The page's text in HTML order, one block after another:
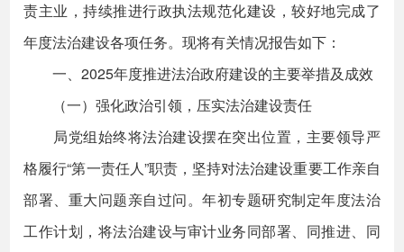
责主业，持续推进行政执法规范化建设，较好地完成了
年度法治建设各项任务。现将有关情况报告如下：
一、2025年度推进法治政府建设的主要举措及成效
（一）强化政治引领，压实法治建设责任
局党组始终将法治建设摆在突出位置，主要领导严
格履行“第一责任人”职责，坚持对法治建设重要工作亲自
部署、重大问题亲自过问。年初专题研究制定年度法治
工作计划，将法治建设与审计业务同部署、同推进、同